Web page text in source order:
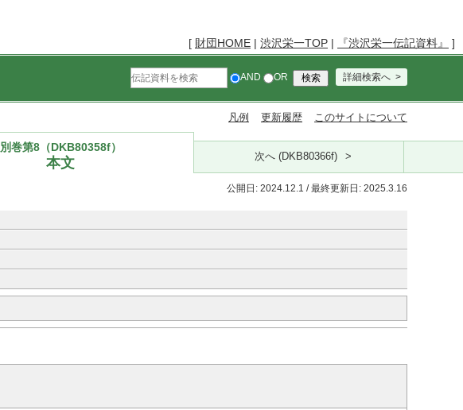
[ 財団HOME | 渋沢栄一TOP | 『渋沢栄一伝記資料』 ]
AND OR 詳細検索へ
凡例 更新履歴 このサイトについて
別巻第8（DKB80358f）
本文 次へ (DKB80366f)
公開日: 2024.12.1 / 最終更新日: 2025.3.16